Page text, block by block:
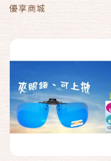
優享商城